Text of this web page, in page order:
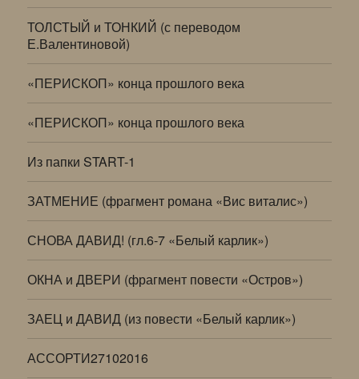
ТОЛСТЫЙ и ТОНКИЙ (с переводом
Е.Валентиновой)
«ПЕРИСКОП» конца прошлого века
«ПЕРИСКОП» конца прошлого века
Из папки START-1
ЗАТМЕНИЕ (фрагмент романа «Вис виталис»)
СНОВА ДАВИД! (гл.6-7 «Белый карлик»)
ОКНА и ДВЕРИ (фрагмент повести «Остров»)
ЗАЕЦ и ДАВИД (из повести «Белый карлик»)
АССОРТИ27102016